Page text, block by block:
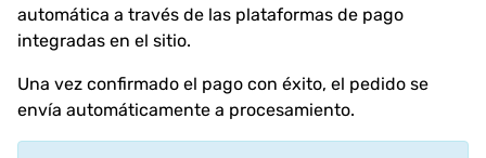
automática a través de las plataformas de pago
integradas en el sitio.
Una vez confirmado el pago con éxito, el pedido se
envía automáticamente a procesamiento.